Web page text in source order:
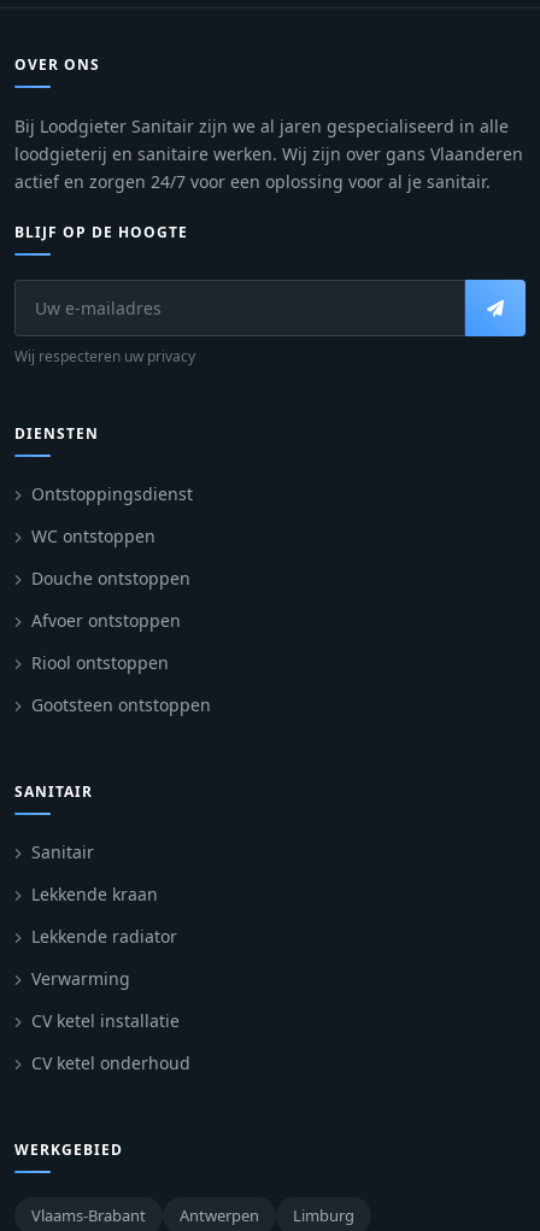
OVER ONS
Bij Loodgieter Sanitair zijn we al jaren gespecialiseerd in alle
loodgieterij en sanitaire werken. Wij zijn over gans Vlaanderen
actief en zorgen 24/7 voor een oplossing voor al je sanitair.
BLIJF OP DE HOOGTE
Wij respecteren uw privacy
DIENSTEN
Ontstoppingsdienst
WC ontstoppen
Douche ontstoppen
Afvoer ontstoppen
Riool ontstoppen
Gootsteen ontstoppen
SANITAIR
Sanitair
Lekkende kraan
Lekkende radiator
Verwarming
CV ketel installatie
CV ketel onderhoud
WERKGEBIED
Vlaams-Brabant Antwerpen Limburg